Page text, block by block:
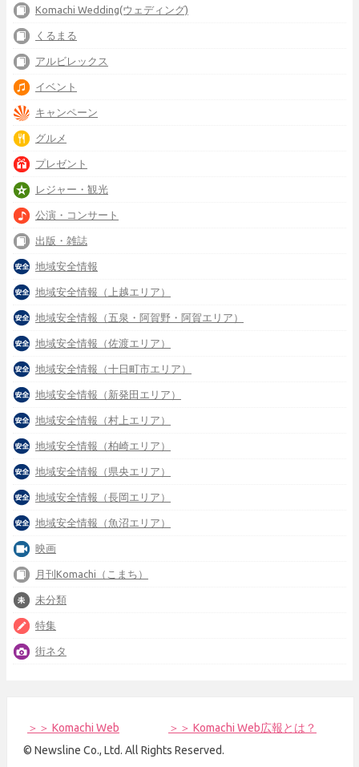
Komachi Wedding(ウェディング)
くるまる
アルビレックス
イベント
キャンペーン
グルメ
プレゼント
レジャー・観光
公演・コンサート
出版・雑誌
地域安全情報
地域安全情報（上越エリア）
地域安全情報（五泉・阿賀野・阿賀エリア）
地域安全情報（佐渡エリア）
地域安全情報（十日町市エリア）
地域安全情報（新発田エリア）
地域安全情報（村上エリア）
地域安全情報（柏崎エリア）
地域安全情報（県央エリア）
地域安全情報（長岡エリア）
地域安全情報（魚沼エリア）
映画
月刊Komachi（こまち）
未分類
特集
街ネタ
＞＞ Komachi Web
＞＞ Komachi Web広報とは？
© Newsline Co., Ltd. All Rights Reserved.